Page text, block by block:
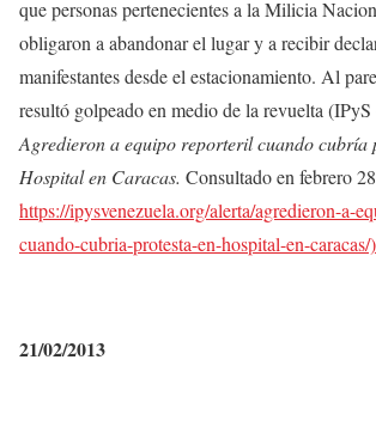
que personas pertenecientes a la Milicia
obligaron a abandonar el lugar y a recibir
manifestantes desde el estacionamiento. Al
resultó golpeado en medio de la revuelta
Agredieron a equipo reporteril cuando cubría
Hospital en Caracas. Consultado en febrero
https://ipysvenezuela.org/alerta/agredieron-a-
cuando-cubria-protesta-en-hospital-en-caracas/)
21/02/2013